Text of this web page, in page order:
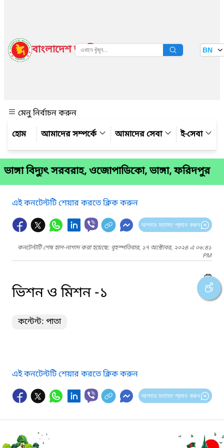
বাংলাদেশ জাতীয় তথ্য বাতায়ন BN
মেনু নির্বাচন করুন
আমাদের সম্পর্কে
আমাদের সেবা ই-সেবা
ভাঙ্গা বিদ্যুৎ সরবরাহ, ওজোপাডিকো, ভাঙ্গা, ফরিদপুর
এই কনটেন্টটি শেয়ার করতে ক্লিক করুন
আপনার মতামত প্রদান করুন
কনটেন্টটি শেষ হাল-নাগাদ করা হয়েছে: বৃহস্পতিবার, ১৭ অক্টোবর, ২০২৪ এ ০৬:৪১
PM
ভিশন ও মিশন -১
কন্টেন্ট: পাতা
এই কনটেন্টটি শেয়ার করতে ক্লিক করুন
আপনার মতামত প্রদান করুন